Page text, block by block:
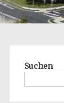
Suchen